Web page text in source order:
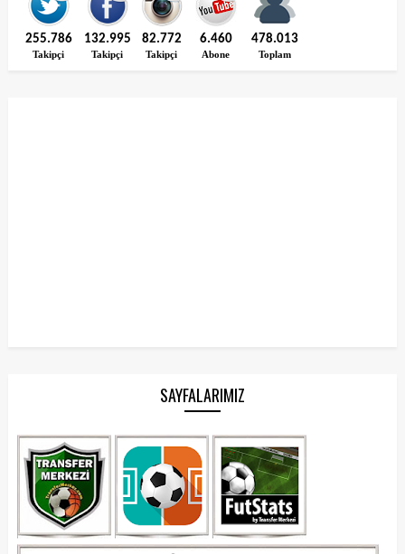
255.786
Takipçi
132.995
Takipçi
82.772
Takipçi
6.460
Abone
478.013
Toplam
SAYFALARIMIZ